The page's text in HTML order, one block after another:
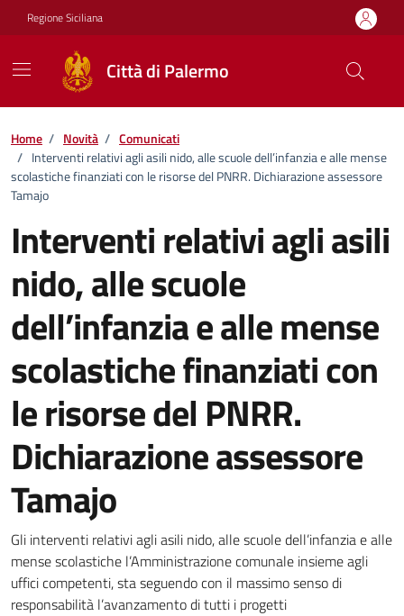
Vai ai contenuti
Vai al footer
Regione Siciliana
Città di Palermo
Home / Novità / Comunicati
/ Interventi relativi agli asili nido, alle scuole dell’infanzia e alle mense
scolastiche finanziati con le risorse del PNRR. Dichiarazione assessore
Tamajo
Interventi relativi agli asili
nido, alle scuole
dell’infanzia e alle mense
scolastiche finanziati con
le risorse del PNRR.
Dichiarazione assessore
Tamajo
Dettagli della notizia
Gli interventi relativi agli asili nido, alle scuole dell’infanzia e alle
mense scolastiche l’Amministrazione comunale insieme agli
uffici competenti, sta seguendo con il massimo senso di
responsabilità l’avanzamento di tutti i progetti